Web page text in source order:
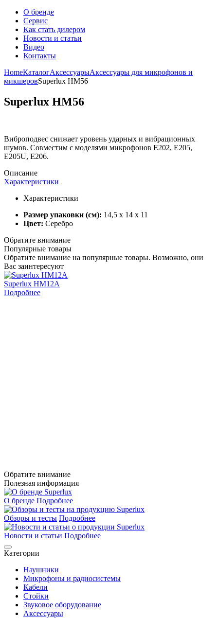
О бренде
Сервис
Как стать дилером
Новости и статьи
Видео
Контакты
HomeКаталогАксессуарыАксессуары для микрофонов и
микшеровSuperlux HM56
Superlux HM56
Виброподвес снижает уровень ударных и вибрационных
шумов. Совместим с моделями микрофонов E202, E205,
E205U, E206.
Описание
Характеристики
Характеристики
Размер упаковки (см): 14,5 x 14 x 11
Цвет: Серебро
Обратите внимание
Популярные товары
Обратите внимание на популярные товары. Возможно, они
Вас заинтересуют
Superlux HM12A
Подробнее
Обратите внимание
Полезная информация
О бренде Подробнее
Обзоры и тесты Подробнее
Новости и статьи Подробнее
Категории
Наушники
Микрофоны и радиосистемы
Кабели
Стойки
Звуковое оборудование
Аксессуары